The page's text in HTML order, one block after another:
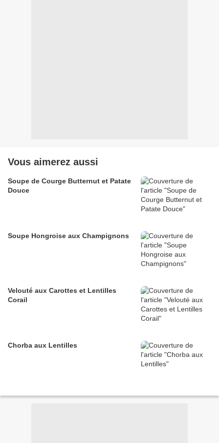
Vous aimerez aussi
Soupe de Courge Butternut et Patate
Douce
Soupe Hongroise aux Champignons
Velouté aux Carottes et Lentilles
Corail
Chorba aux Lentilles